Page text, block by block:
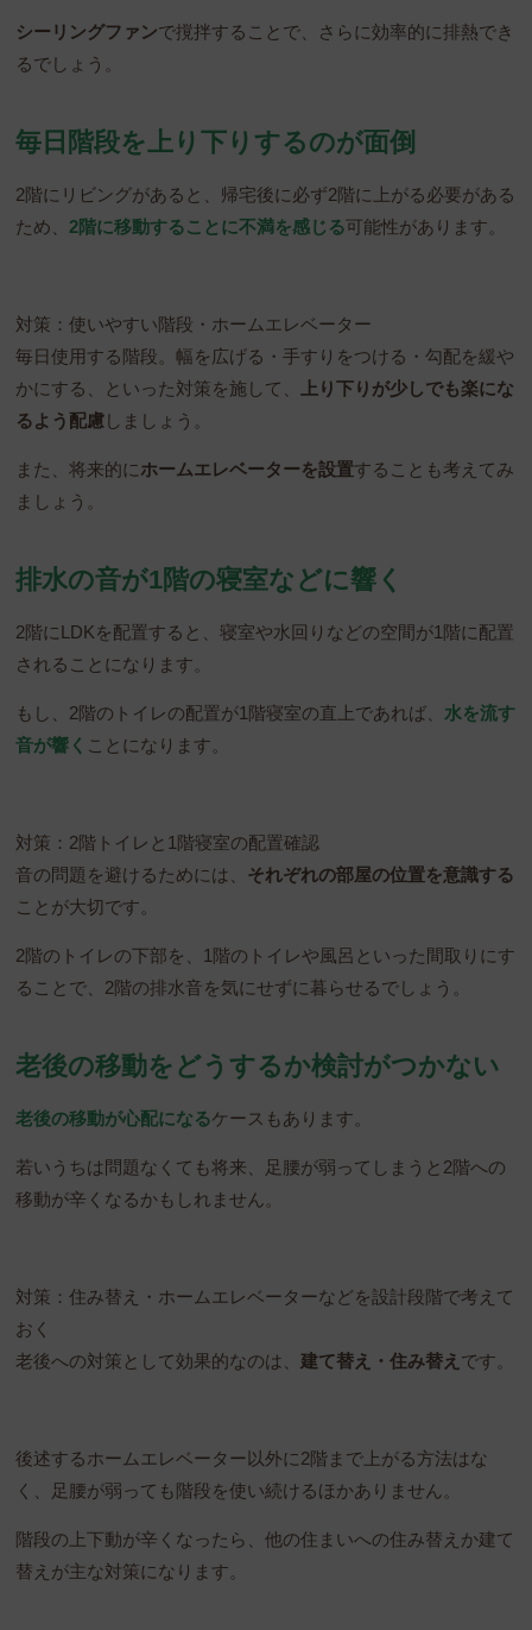
シーリングファンで撹拌することで、さらに効率的に排熱でき
るでしょう。
毎日階段を上り下りするのが面倒
2階にリビングがあると、帰宅後に必ず2階に上がる必要がある
ため、2階に移動することに不満を感じる可能性があります。
対策：使いやすい階段・ホームエレベーター
毎日使用する階段。幅を広げる・手すりをつける・勾配を緩や
かにする、といった対策を施して、
上り下りが少しでも楽にな
るよう配慮しましょう。
また、将来的にホームエレベーターを設置することも考えてみ
ましょう。
排水の音が1階の寝室などに響く
2階にLDKを配置すると、寝室や水回りなどの空間が1階に配置
されることになります。
もし、2階のトイレの配置が1階寝室の直上であれば、 水を流す
音が響く ことになります。
対策：2階トイレと1階寝室の配置確認
音の問題を避けるためには、 それぞれの部屋の位置を意識する
ことが大切です。
2階のトイレの下部を、1階のトイレや風呂といった間取りにす
ることで、2階の排水音を気にせずに暮らせるでしょう。
老後の移動をどうするか検討がつかない
老後の移動が心配になるケースもあります。
若いうちは問題なくても将来、足腰が弱ってしまうと2階への
移動が辛くなるかもしれません。
対策：住み替え・ホームエレベーターなどを設計段階で考えて
おく
老後への対策として効果的なのは、建て替え・住み替え です。
後述するホームエレベーター以外に2階まで上がる方法はな
く、足腰が弱っても階段を使い続けるほかありません。
階段の上下動が辛くなったら、他の住まいへの住み替えか建て
替えが主な対策になります。